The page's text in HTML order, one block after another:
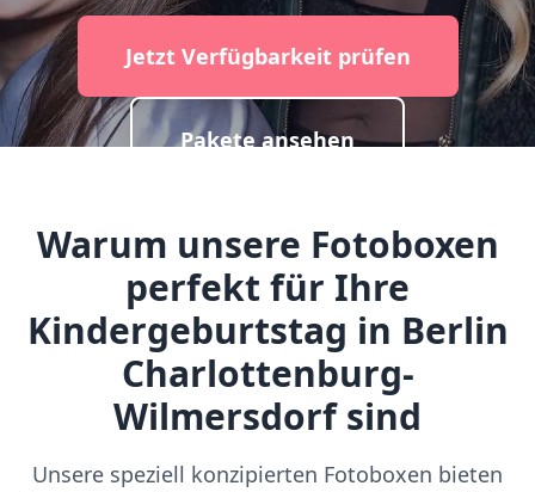
Jetzt Verfügbarkeit prüfen
Pakete ansehen
Warum unsere Fotoboxen
perfekt für Ihre
Kindergeburtstag in Berlin
Charlottenburg-
Wilmersdorf sind
Unsere speziell konzipierten Fotoboxen bieten